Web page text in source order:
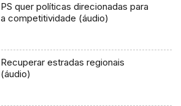
PS quer políticas direcionadas para
a competitividade (áudio)
Recuperar estradas regionais
(áudio)